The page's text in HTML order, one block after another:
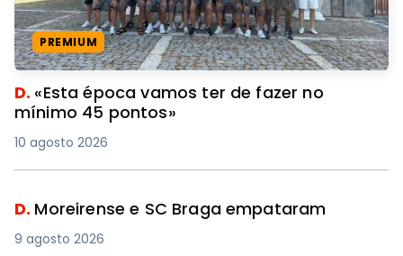
PREMIUM
D. «Esta época vamos ter de fazer no
mínimo 45 pontos»
10 agosto 2026
D. Moreirense e SC Braga empataram
9 agosto 2026